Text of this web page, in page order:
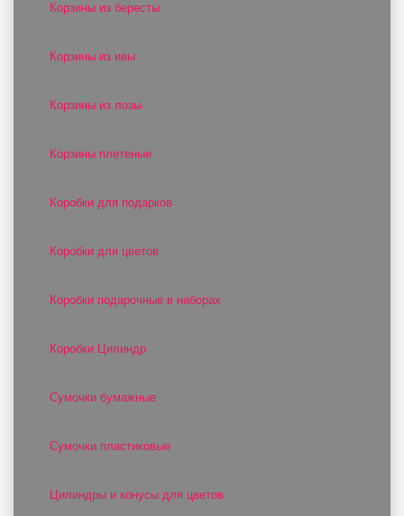
Корзины из бересты
Корзины из ивы
Корзины из лозы
Корзины плетеные
Коробки для подарков
Коробки для цветов
Коробки подарочные в наборах
Коробки Цилиндр
Сумочки бумажные
Сумочки пластиковые
Цилиндры и конусы для цветов